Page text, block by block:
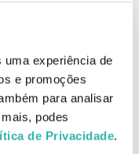
experiência de
e promoções
para analisar
podes
de Privacidade.
400ml
manhã e à noite, com
sempre passado
calmantes.
o aparecimento